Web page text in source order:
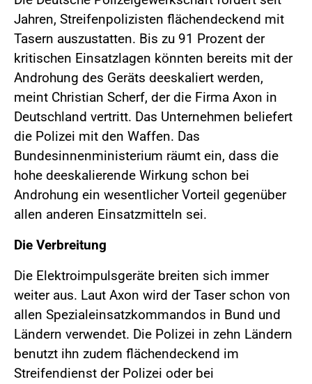
Jahren, Streifenpolizisten flächendeckend mit
Tasern auszustatten. Bis zu 91 Prozent der
kritischen Einsatzlagen könnten bereits mit der
Androhung des Geräts deeskaliert werden,
meint Christian Scherf, der die Firma Axon in
Deutschland vertritt. Das Unternehmen beliefert
die Polizei mit den Waffen. Das
Bundesinnenministerium räumt ein, dass die
hohe deeskalierende Wirkung schon bei
Androhung ein wesentlicher Vorteil gegenüber
allen anderen Einsatzmitteln sei.
Die Verbreitung
Die Elektroimpulsgeräte breiten sich immer
weiter aus. Laut Axon wird der Taser schon von
allen Spezialeinsatzkommandos in Bund und
Ländern verwendet. Die Polizei in zehn Ländern
benutzt ihn zudem flächendeckend im
Streifendienst der Polizei oder bei